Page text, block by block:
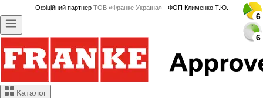
Офіційний партнер ТОВ «Франке Україна»- ФОП Клименко Т.Ю.
Каталог
6
6
6
6
6
6
6
6
6
6
6
6
6
6
6
6
6
6
6
6
6
6
6
6
6
6
6
6